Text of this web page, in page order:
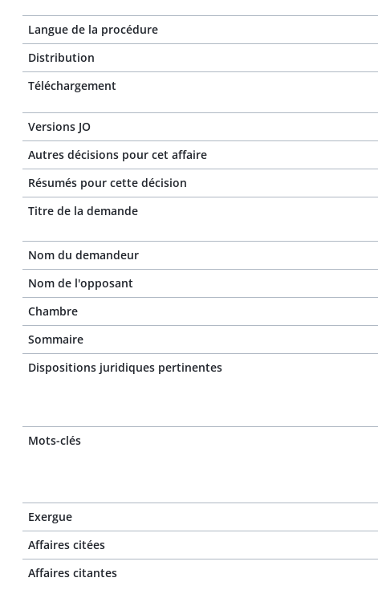
Langue de la procédure
Distribution
Téléchargement
Versions JO
Autres décisions pour cet affaire
Résumés pour cette décision
Titre de la demande
Nom du demandeur
Nom de l'opposant
Chambre
Sommaire
Dispositions juridiques pertinentes
Mots-clés
Exergue
Affaires citées
Affaires citantes